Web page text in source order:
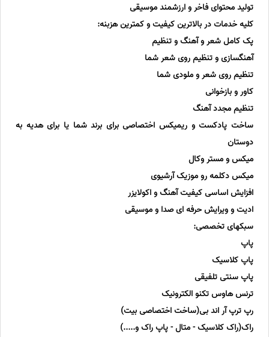
تولید محتوای فاخر و ارزشمند موسیقی
کلیه خدمات در بالاترین کیفیت و کمترین هزبنه:
پک کامل شعر و آهنگ و تنظیم
آهنگسازی و تنظیم روی شعر شما
تنظیم روی شعر و ملودی شما
کاور و بازخوانی
تنظیم مجدد آهنگ
ساخت پادکست و ریمیکس اختصاصی برای برند شما یا برای هدیه به
دوستان
میکس و مستر وکال
میکس دکلمه رو موزیک آرشیوی
افزایش اساسی کیفیت آهنگ و اکولایزر
ادیت و ویرایش حرفه ای صدا و موسیقی
سبکهای تخصصی:
پاپ
پاپ کلاسیک
پاپ سنتی تلفیقی
ترنس هاوس تکنو الکترونیک
رپ ترپ آر اند بی(ساخت اختصاصی بیت)
راک(راک کلاسیک - متال - پاپ راک و.....)